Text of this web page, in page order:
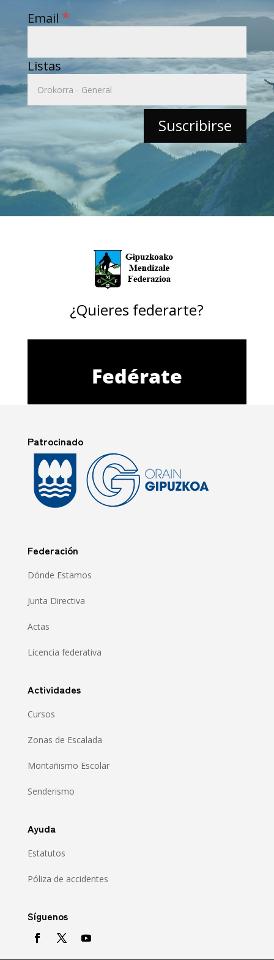
Email *
Listas
¿Quieres federarte?
Fedérate
Patrocinado
Federación
Dónde Estamos
Junta Directiva
Actas
Licencia federativa
Actividades
Cursos
Zonas de Escalada
Montañismo Escolar
Senderismo
Ayuda
Estatutos
Póliza de accidentes
Síguenos